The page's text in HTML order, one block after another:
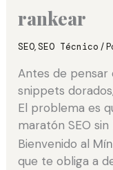
rankear
SEO,SEO Técnico /
Antes de pensar
snippets
El problema es
maratón SEO
Bienvenido al
que te obliga a